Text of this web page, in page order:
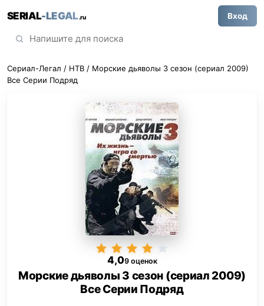
SERIAL-LEGAL.ru Вход
Сериал-Легал / НТВ / Морские дьяволы 3 сезон (сериал 2009)
Все Серии Подряд
4,09 оценок
Морские дьяволы 3 сезон (сериал 2009)
Все Серии Подряд